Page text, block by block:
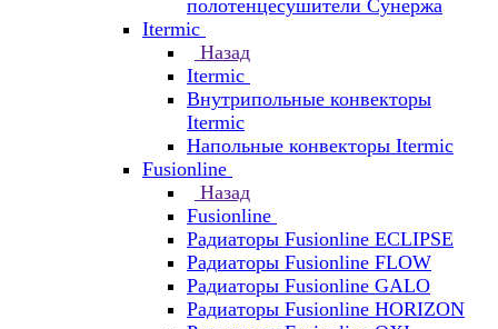
полотенцесушители Сунержа
Itermic
Назад
Itermic
Внутрипольные конвекторы
Itermic
Напольные конвекторы Itermic
Fusionline
Назад
Fusionline
Радиаторы Fusionline ECLIPSE
Радиаторы Fusionline FLOW
Радиаторы Fusionline GALO
Радиаторы Fusionline HORIZON